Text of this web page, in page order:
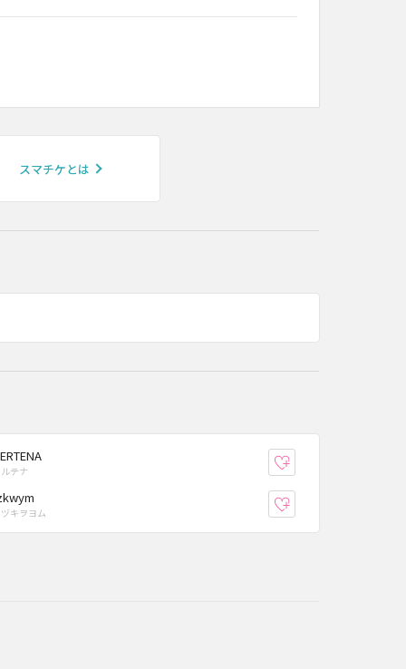
スマチケとは
登録
テナ
登録
キヲヨム